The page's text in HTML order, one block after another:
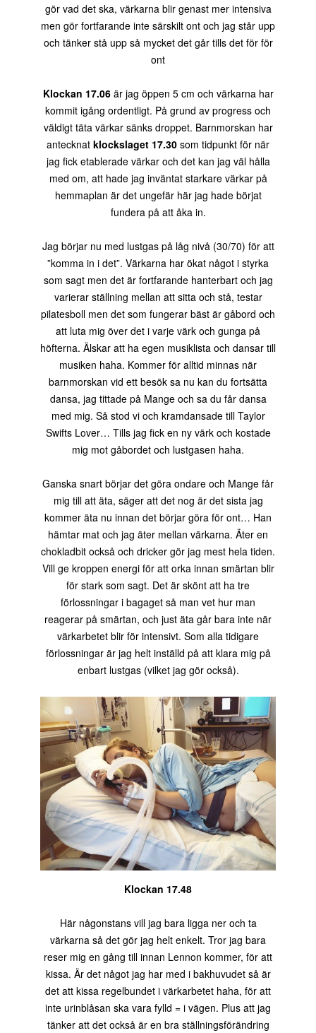
gör vad det ska, värkarna blir genast mer intensiva
men gör fortfarande inte särskilt ont och jag står upp
och tänker stå upp så mycket det går tills det för för
ont
Klockan 17.06är jag öppen 5 cm och värkarna har
kommit igång ordentligt. På grund av progress och
väldigt täta värkar sänks droppet. Barnmorskan har
antecknat klockslaget 17.30 som tidpunkt för när
jag fick etablerade värkar och det kan jag väl hålla
med om, att hade jag inväntat starkare värkar på
hemmaplan är det ungefär här jag hade börjat
fundera på att åka in.
Jag börjar nu med lustgas på låg nivå (30/70) för att
”komma in i det”. Värkarna har ökat något i styrka
som sagt men det är fortfarande hanterbart och jag
varierar ställning mellan att sitta och stå, testar
pilatesboll men det som fungerar bäst är gåbord och
att luta mig över det i varje värk och gunga på
höfterna. Älskar att ha egen musiklista och dansar till
musiken haha. Kommer för alltid minnas när
barnmorskan vid ett besök sa nu kan du fortsätta
dansa, jag tittade på Mange och sa du får dansa
med mig. Så stod vi och kramdansade till Taylor
Swifts Lover… Tills jag fick en ny värk och kostade
mig mot gåbordet och lustgasen haha.
Ganska snart börjar det göra ondare och Mange får
mig till att äta, säger att det nog är det sista jag
kommer äta nu innan det börjar göra för ont… Han
hämtar mat och jag äter mellan värkarna. Äter en
chokladbit också och dricker gör jag mest hela tiden.
Vill ge kroppen energi för att orka innan smärtan blir
för stark som sagt. Det är skönt att ha tre
förlossningar i bagaget så man vet hur man
reagerar på smärtan, och just äta går bara inte när
värkarbetet blir för intensivt. Som alla tidigare
förlossningar är jag helt inställd på att klara mig på
enbart lustgas (vilket jag gör också).
Klockan 17.48
Här någonstans vill jag bara ligga ner och ta
värkarna så det gör jag helt enkelt. Tror jag bara
reser mig en gång till innan Lennon kommer, för att
kissa. Är det något jag har med i bakhuvudet så är
det att kissa regelbundet i värkarbetet haha, för att
inte urinblåsan ska vara fylld = i vägen. Plus att jag
tänker att det också är en bra ställningsförändring